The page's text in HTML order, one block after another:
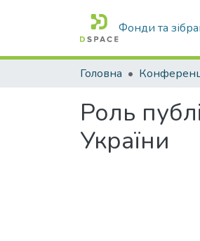
Фонди та
Головна
Роль
України